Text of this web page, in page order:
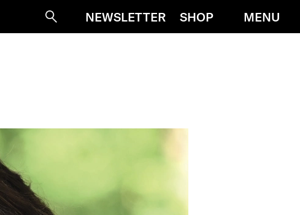
SucheNEWSLETTER SHOP MENU